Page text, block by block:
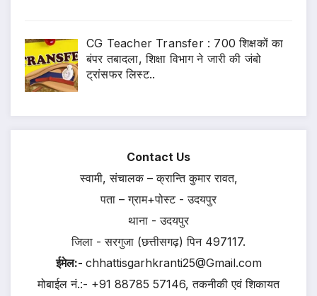
CG Teacher Transfer : 700 शिक्षकों का
बंपर तबादला, शिक्षा विभाग ने जारी की जंबो
ट्रांसफर लिस्ट..
Contact Us
स्वामी, संचालक – क्रान्ति कुमार रावत,
पता – ग्राम+पोस्ट - उदयपुर
थाना - उदयपुर
जिला - सरगुजा (छत्तीसगढ़) पिन 497117.
ईमेल:- chhattisgarhkranti25@Gmail.com
मोबाईल नं.:- +91 88785 57146, तकनीकी एवं शिकायत